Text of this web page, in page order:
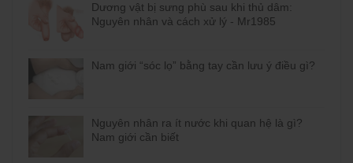
Dương vật bị sưng phù sau khi thủ dâm:
Nguyên nhân và cách xử lý - Mr1985
Nam giới “sóc lọ” bằng tay cần lưu ý điều gì?
Nguyên nhân ra ít nước khi quan hệ là gì?
Nam giới cần biết